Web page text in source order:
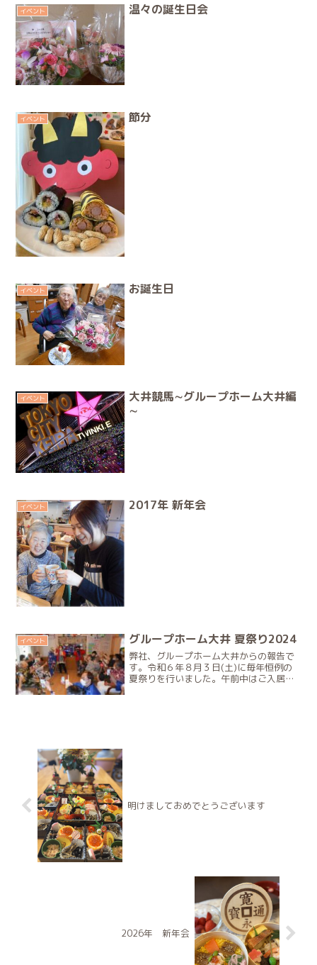
イベント 温々の誕生日会
イベント 節分
イベント お誕生日
イベント
大井競馬∼グループホーム大井編
∼
イベント 2017年 新年会
イベント グループホーム大井 夏祭り2024
弊社、グループホーム大井からの報告で
す。令和６年８月３日(土)に毎年恒例の
夏祭りを行いました。午前中はご入居者
明けましておめでとうございます
2026年 新年会